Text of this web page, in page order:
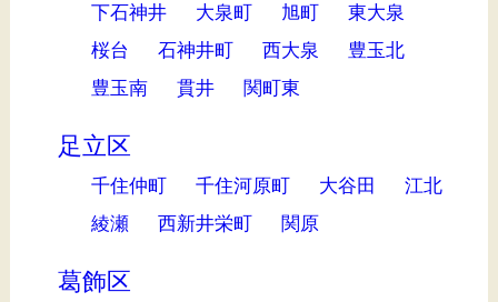
下石神井 大泉町 旭町
東大泉
桜台
石神井町 西大泉
豊玉北
豊玉南
貫井 関町東
足立区
千住仲町 千住河原町 大谷田
江北
綾瀬
西新井栄町 関原
葛飾区